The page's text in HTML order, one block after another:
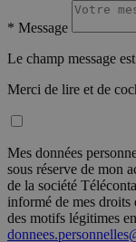
* Message
Le champ message
Merci de lire et de
Mes données
sous réserve de mon
de la société
informé de mes droits
des motifs légitimes